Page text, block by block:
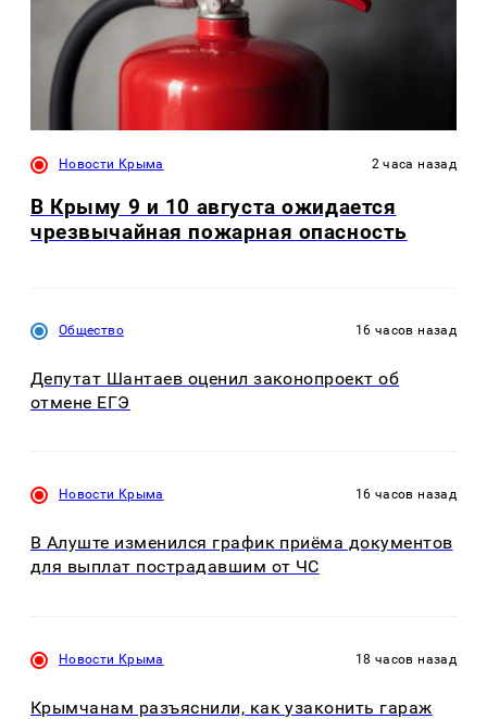
Новости Крыма 2 часа назад
В Крыму 9 и 10 августа ожидается
чрезвычайная пожарная опасность
Общество 16 часов назад
Депутат Шантаев оценил законопроект об
отмене ЕГЭ
Новости Крыма 16 часов назад
В Алуште изменился график приёма документов
для выплат пострадавшим от ЧС
Новости Крыма 18 часов назад
Крымчанам разъяснили, как узаконить гараж